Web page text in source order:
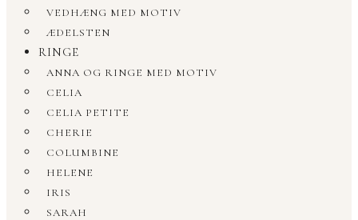
VEDHÆNG MED MOTIV
ÆDELSTEN
RINGE
ANNA OG RINGE MED MOTIV
CELIA
CELIA PETITE
CHERIE
COLUMBINE
HELENE
IRIS
SARAH